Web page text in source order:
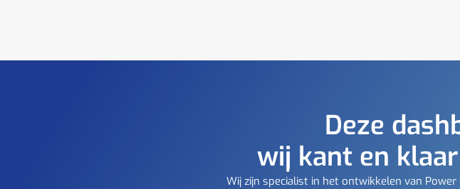
Deze
wij kant en
Wij zijn specialist in het ontwikkelen van